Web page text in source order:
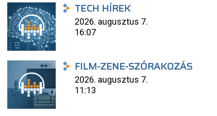
TECH HÍREK
2026. augusztus 7.
16:07
FILM-ZENE-SZÓRAKOZÁS
2026. augusztus 7.
11:13